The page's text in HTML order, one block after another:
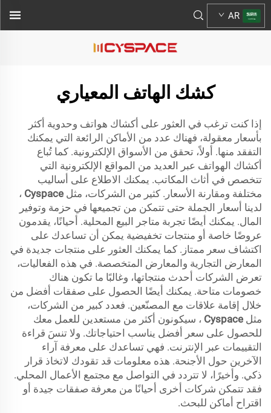
AR
كشك الهاتف المعياري
إذا كنت ترغب في العثور على أكشاك هواتف وحدوية أكثر
بأسعار معقولة، فهناك عدد من الأماكن الرائعة التي يمكنك
التفقد منها. أولاً، تحقق من الأسواق الإلكترونية. كما تُباع
أكشاك الهواتف عبر العديد من المواقع الإلكترونية التي
تتخصص في أثاث المكاتب. يمكنك الاطلاع على أساليب
مختلفة ومقارنة الأسعار. كثير من الشركات، مثل Cyspace ،
لدينا أسعار الجملة حتى تتمكن من تجميعها في حزمة وتوفير
المال. يمكنك أيضًا تجربة متاجر البيع المحلية. أحيانًا، يقدمون
عروضًا خاصة أو منتجات تخفيضية يمكن أن تساعدك على
اكتشاف سعر ممتاز. كما يمكنك العثور على منتجات جديدة في
المعارض التجارية والمعارض المتخصصة. في هذه الفعاليات،
تعرض الشركات أحدث منتجاتها، وغالبًا ما تكون هناك
خصومات متاحة. يمكنك أيضًا الحصول على صفقات أفضل من
خلال إقامة علاقات مع المصنّعين. فعدد كبير من الشركات،
مثل Cyspace ، سيكونون أكثر من مستعدين للعمل معك
للحصول على سعر أفضل يناسب احتياجاتك. ولا تنسَ قراءة
التقييمات عبر الإنترنت. فهي تساعدك على معرفة آراء
الآخرين حول الأجنحة. هذه معلومات قد تقودك لاتخاذ قرار
ذكي. وأخيرًا، لا تتردد في التواصل مع مجتمع الأعمال المحلي.
فقد تتمكن شركات أخرى أحيانًا من معرفة صفقات جيدة أو
اقتراح أماكن للبحث.